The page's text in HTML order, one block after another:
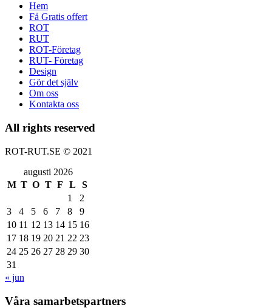
Hem
Få Gratis offert
ROT
RUT
ROT-Företag
RUT- Företag
Design
Gör det själv
Om oss
Kontakta oss
All rights reserved
ROT-RUT.SE © 2021
augusti 2026
M T O T F L
S
1
2
3
4 5 6 7 8
9
10 11 12 13 14 15 16
17 18 19 20 21 22 23
24 25 26 27 28 29 30
31
« jun
Våra samarbetspartners